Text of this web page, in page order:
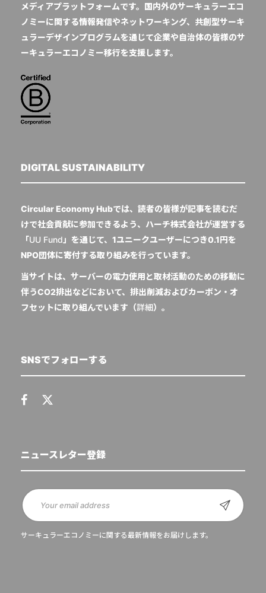
メディアプラットフォームです。国内外のサーキュラーエコ
ノミーに関する情報発信やネットワーキング、共創型サーキ
ュラーデザインプログラムを通じて企業や自治体の皆様のサ
ーキュラーエコノミー移行を支援します。
DIGITAL SUSTAINABILITY
Circular Economy Hubでは、読者の皆様が記事を読むだ
けで社会貢献に参加できるよう、ハーチ株式会社が運営する
「UU Fund 」を通じて、1ユニークユーザーにつき0.1円を
NPO団体に寄付する取り組みを行っています。
当サイトは、サーバーの電力使用と取材活動のための移動に
伴うCO2排出などにおいて、排出削減およびカーボン・オ
フセットに取り組んでいます（詳細）。
SNSでフォローする
ニュースレター登録
サーキュラーエコノミーに関する最新情報をお届けします。